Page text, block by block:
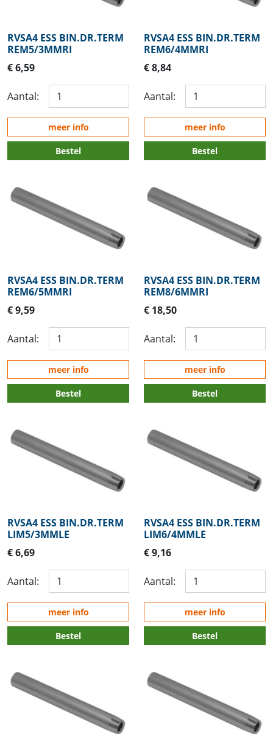
RVSA4 ESS BIN.DR.TERM
REM5/3MMRI
€ 6,59
Aantal:
meer info
Bestel
RVSA4 ESS BIN.DR.TERM
REM6/4MMRI
€ 8,84
Aantal:
meer info
Bestel
RVSA4 ESS BIN.DR.TERM
REM6/5MMRI
€ 9,59
Aantal:
meer info
Bestel
RVSA4 ESS BIN.DR.TERM
REM8/6MMRI
€ 18,50
Aantal:
meer info
Bestel
RVSA4 ESS BIN.DR.TERM
LIM5/3MMLE
€ 6,69
Aantal:
meer info
Bestel
RVSA4 ESS BIN.DR.TERM
LIM6/4MMLE
€ 9,16
Aantal:
meer info
Bestel